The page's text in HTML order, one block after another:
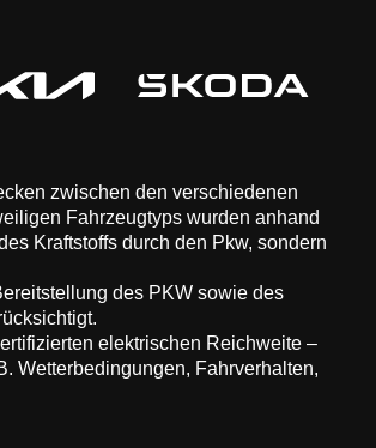
zwischen den verschiedenen
Fahrzeugtyps wurden anhand
Kraftstoffs durch den Pkw, sondern
des PKW sowie des
elektrischen Reichweite –
Wetterbedingungen, Fahrverhalten,